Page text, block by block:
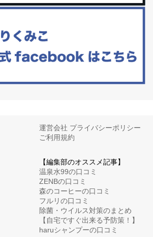
現代人に足りないのは海藻！
たらす。&n...
運営会社 プライバシーポリシー
ご利用規約
【編集部のオススメ記事】
温泉水99の口コミ
ZENBの口コミ
森のコーヒーの口コミ
フルリの口コミ
除菌・ウイルス対策のまとめ
【自宅ですぐ出来る予防策！】
haruシャンプーの口コミ